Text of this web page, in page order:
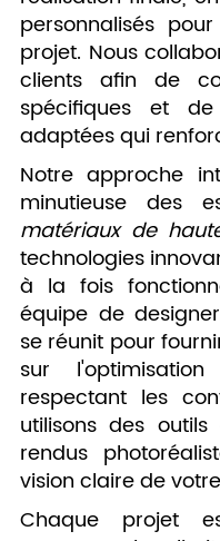
personnalisés
projet. Nous
clients afin de
spécifiques et
adaptées qui
Notre approche
minutieuse des
matériaux de
technologies
à la fois
équipe de
se réunit pour
sur
respectant les
utilisons des
rendus
vision claire de
Chaque projet